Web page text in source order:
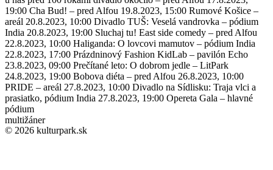
19:00 Cha Bud! – pred Alfou 19.8.2023, 15:00 Rumové Košice –
areál 20.8.2023, 10:00 Divadlo TUŠ: Veselá vandrovka – pódium
India 20.8.2023, 19:00 Sluchaj tu! East side comedy – pred Alfou
22.8.2023, 10:00 Haliganda: O lovcovi mamutov – pódium India
22.8.2023, 17:00 Prázdninový Fashion KidLab – pavilón Echo
23.8.2023, 09:00 Prečítané leto: O dobrom jedle – LitPark
24.8.2023, 19:00 Bobova diéta – pred Alfou 26.8.2023, 10:00
PRIDE – areál 27.8.2023, 10:00 Divadlo na Sídlisku: Traja vlci a
prasiatko, pódium India 27.8.2023, 19:00 Opereta Gala – hlavné
pódium
multižáner
© 2026 kulturpark.sk